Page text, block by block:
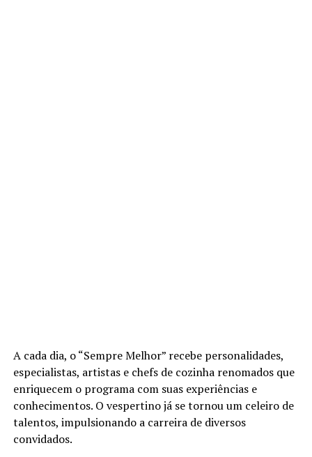
A cada dia, o “Sempre Melhor” recebe personalidades,
especialistas, artistas e chefs de cozinha renomados que
enriquecem o programa com suas experiências e
conhecimentos. O vespertino já se tornou um celeiro de
talentos, impulsionando a carreira de diversos
convidados.